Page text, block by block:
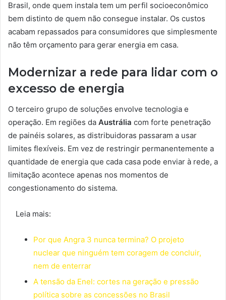
Brasil, onde quem instala tem um perfil socioeconômico
bem distinto de quem não consegue instalar. Os custos
acabam repassados para consumidores que simplesmente
não têm orçamento para gerar energia em casa.
Modernizar a rede para lidar com o
excesso de energia
O terceiro grupo de soluções envolve tecnologia e
operação. Em regiões da Austrália com forte penetração
de painéis solares, as distribuidoras passaram a usar
limites flexíveis. Em vez de restringir permanentemente a
quantidade de energia que cada casa pode enviar à rede, a
limitação acontece apenas nos momentos de
congestionamento do sistema.
Leia mais:
Por que Angra 3 nunca termina? O projeto
nuclear que ninguém tem coragem de concluir,
nem de enterrar
A tensão da Enel: cortes na geração e pressão
política sobre as concessões no Brasil